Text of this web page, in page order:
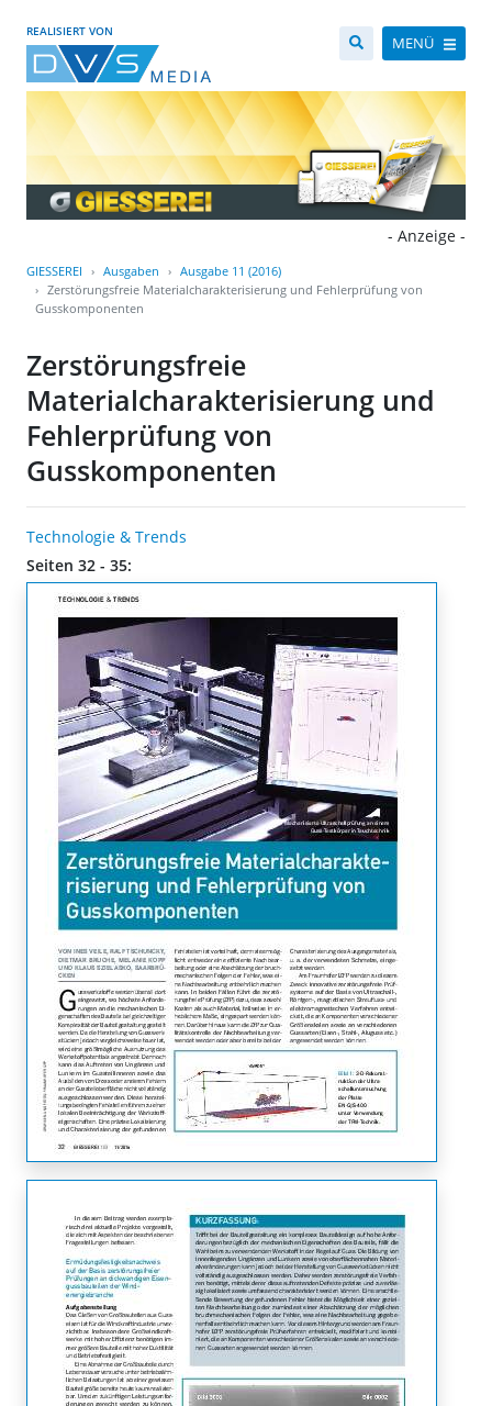
REALISIERT VON
MENÜ
- Anzeige -
GIESSEREI Ausgaben
Ausgabe 11 (2016)
Zerstörungsfreie Materialcharakterisierung und Fehlerprüfung von
Gusskomponenten
Zerstörungsfreie
Materialcharakterisierung und
Fehlerprüfung von
Gusskomponenten
Technologie & Trends
Seiten 32 - 35: